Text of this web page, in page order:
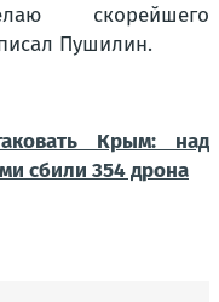
скорейшего
Пушилин.
Крым: над
сбили 354 дрона